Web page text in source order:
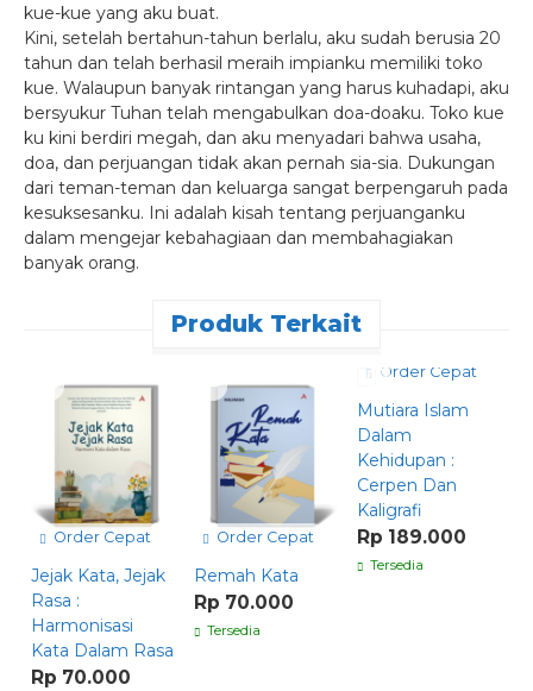
kue-kue yang aku buat.
Kini, setelah bertahun-tahun berlalu, aku sudah berusia 20
tahun dan telah berhasil meraih impianku memiliki toko
kue. Walaupun banyak rintangan yang harus kuhadapi, aku
bersyukur Tuhan telah mengabulkan doa-doaku. Toko kue
ku kini berdiri megah, dan aku menyadari bahwa usaha,
doa, dan perjuangan tidak akan pernah sia-sia. Dukungan
dari teman-teman dan keluarga sangat berpengaruh pada
kesuksesanku. Ini adalah kisah tentang perjuanganku
dalam mengejar kebahagiaan dan membahagiakan
banyak orang.
Produk Terkait
Order Cepat
Jejak Kata, Jejak
Rasa :
Harmonisasi
Kata Dalam Rasa
Rp 70.000
Order Cepat
Remah Kata
Rp 70.000
Tersedia
Order Cepat
Mutiara Islam
Dalam
Kehidupan :
Cerpen Dan
Kaligrafi
Rp 189.000
Tersedia